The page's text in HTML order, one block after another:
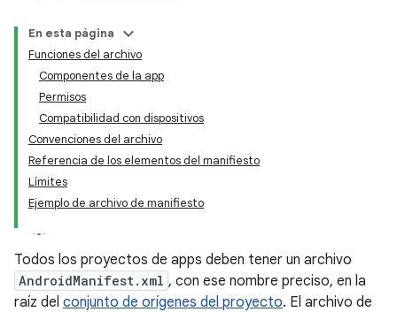
En esta página
Funciones del archivo
Componentes de la app
Permisos
Compatibilidad con dispositivos
Convenciones del archivo
Referencia de los elementos del manifiesto
Límites
Ejemplo de archivo de manifiesto
Todos los proyectos de apps deben tener un archivo
AndroidManifest.xml , con ese nombre preciso, en la
raíz del conjunto de orígenes del proyecto. El archivo de